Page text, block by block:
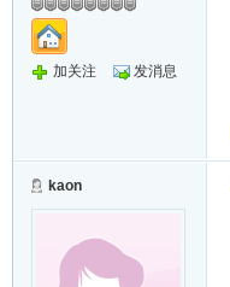
加关注 发消息
kaon